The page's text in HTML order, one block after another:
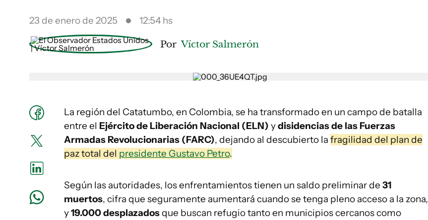
23 de enero de 2025 12:54 hs
Por Víctor Salmerón
La región del Catatumbo, en Colombia, se ha transformado en un campo de batalla
entre el Ejército de Liberación Nacional (ELN) ydisidencias de las Fuerzas
Armadas Revolucionarias (FARC), dejando al descubierto la fragilidad del plan de
paz total del presidente Gustavo Petro.
Según las autoridades, los enfrentamientos tienen un saldo preliminar de 31
muertos, cifra que seguramente aumentará cuando se tenga pleno acceso a la zona,
y19.000 desplazadosque buscan refugio tanto en municipios cercanos como